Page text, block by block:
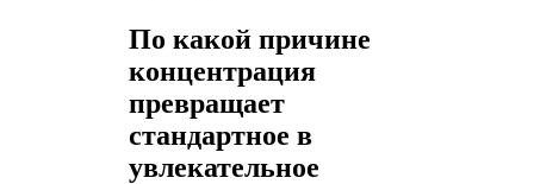
По какой причине
концентрация
превращает
стандартное в
увлекательное